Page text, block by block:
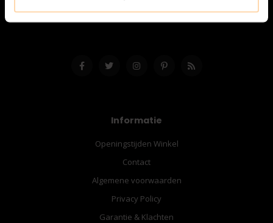
info@bespanracket.nl
Informatie
Openingstijden Winkel
Contact
Algemene voorwaarden
Privacy Policy
Garantie & Klachten